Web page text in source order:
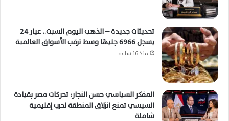
تحديثات جديدة – الذهب اليوم السبت.. عيار 24
يسجل 6966 جنيهًا وسط ترقب الأسواق العالمية
منذ 16 ساعة
المفكر السياسي حسن النجار: تحركات مصر بقيادة
السيسي تمنع انزلاق المنطقة لحرب إقليمية
شاملة